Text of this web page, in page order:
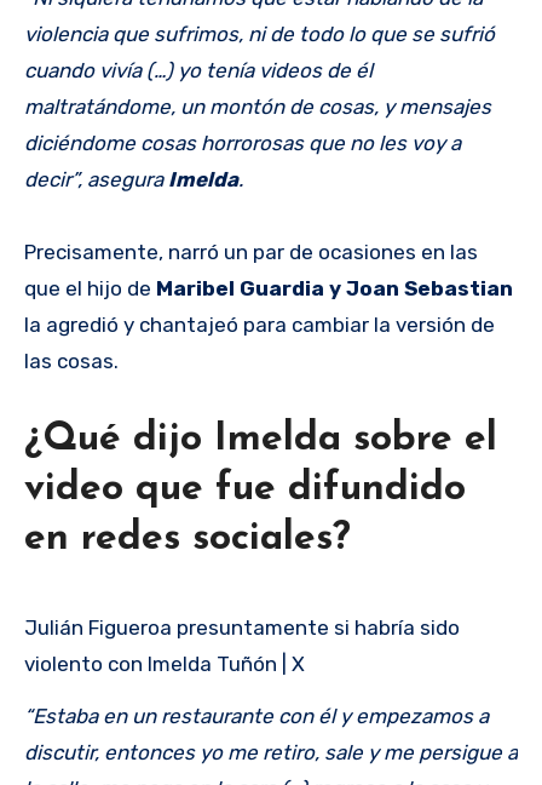
violencia que sufrimos, ni de todo lo que se sufrió
cuando vivía (…) yo tenía videos de él
maltratándome, un montón de cosas, y mensajes
diciéndome cosas horrorosas que no les voy a
decir”, asegura Imelda.
Precisamente, narró un par de ocasiones en las
que el hijo de Maribel Guardia y Joan Sebastian
la agredió y chantajeó para cambiar la versión de
las cosas.
¿Qué dijo Imelda sobre el
video que fue difundido
en redes sociales?
Julián Figueroa presuntamente si habría sido
violento con Imelda Tuñón | X
“Estaba en un restaurante con él y empezamos a
discutir, entonces yo me retiro, sale y me persigue a